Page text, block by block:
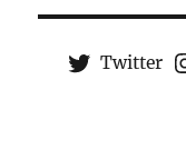
Twitter